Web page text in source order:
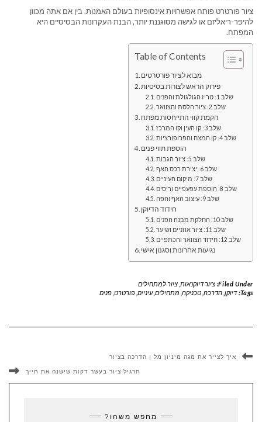
ציור פורטרט פותח אפשרויות אינסופיות בעולם האמנות. בין אם אתה מכוון
להיפר-ריאליזם או לגישה מסוגננת יותר, הבנת העקרונות הבסיסיים היא
המפתח.
Table of Contents
מבוא לציור פורטרטים
פירוק הראש לצורות בסיסיות
שלב 1: טריז הגולגולת והפנים
שלב 2: ציור הלסת והצוואר
הקמת קווי התייחסות מפתח
שלב 3: קו העין וקו המרכז
שלב 4: קו המצח והפרופורציות
הוספת תווי פנים
שלב 5: ציור הגבות
שלב 6: יצירת רכס האף
שלב 7: מיקום העיניים
שלב 8: הוספת עפעפיים וריסים
שלב 9: עיצוב האף והפה
חידוד הדיוקן
שלב 10: החלקת מבנה הפנים
שלב 11: ציור אוזניים ושיער
שלב 12: חידוד הצוואר והכתפיים
נגיעות אחרונות וסגנון אישי
Filed Under: ציור דיוקנאות ציור למתחילים
Tags: דיוקן, הדרכה, טכניקה, מתחילים,עיניים, פורטרט, פנים
איך לצייר את מגה מיניון מל | הדרכה בציור
תרגיל ציור בעשר דקות שישנה את חייך
מחפש משהו?